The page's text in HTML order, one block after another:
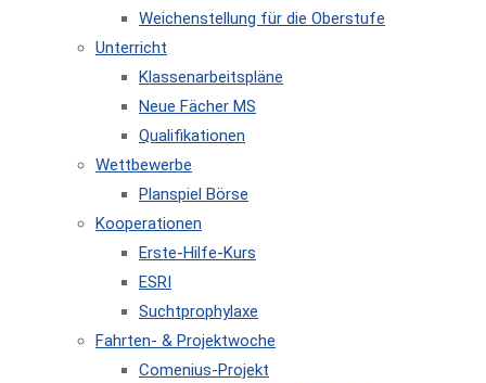
Weichenstellung für die Oberstufe
Unterricht
Klassenarbeitspläne
Neue Fächer MS
Qualifikationen
Wettbewerbe
Planspiel Börse
Kooperationen
Erste-Hilfe-Kurs
ESRI
Suchtprophylaxe
Fahrten- & Projektwoche
Comenius-Projekt